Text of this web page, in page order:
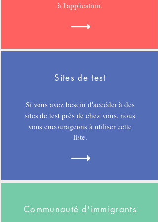
à l'application.
Sites de test
Si vous avez besoin d'accéder à des
sites de test près de chez vous, nous
vous encourageons à utiliser cette
liste.
Communauté d'immigrants